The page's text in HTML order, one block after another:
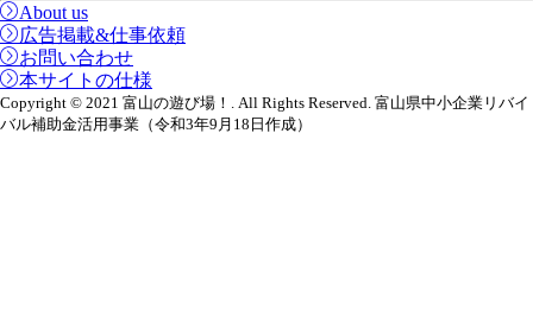
About us
広告掲載&仕事依頼
お問い合わせ
本サイトの仕様
Copyright © 2021 富山の遊び場！. All Rights Reserved. 富山県中小企業リバイ
バル補助金活用事業（令和3年9月18日作成）